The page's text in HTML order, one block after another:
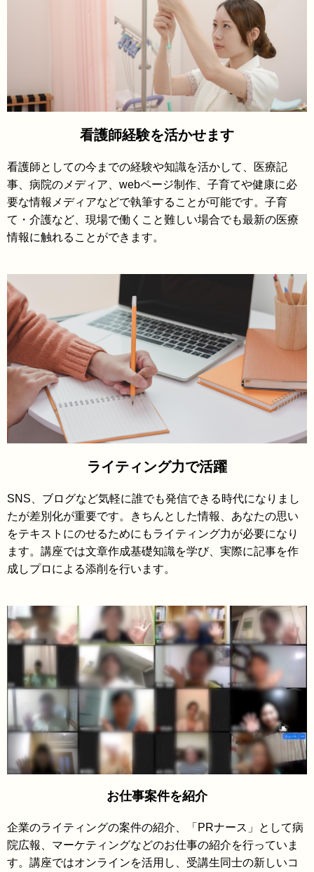
看護師経験を活かせます
看護師としての今までの経験や知識を活かして、医療記
事、病院のメディア、webページ制作、子育てや健康に必
要な情報メディアなどで執筆することが可能です。子育
て・介護など、現場で働くこと難しい場合でも最新の医療
情報に触れることができます。
ライティング力で活躍
SNS、ブログなど気軽に誰でも発信できる時代になりまし
たが差別化が重要です。きちんとした情報、あなたの思い
をテキストにのせるためにもライティング力が必要になり
ます。講座では文章作成基礎知識を学び、実際に記事を作
成しプロによる添削を行います。
お仕事案件を紹介
企業のライティングの案件の紹介、「PRナース」として病
院広報、マーケティングなどのお仕事の紹介を行っていま
す。講座ではオンラインを活用し、受講生同士の新しいコ